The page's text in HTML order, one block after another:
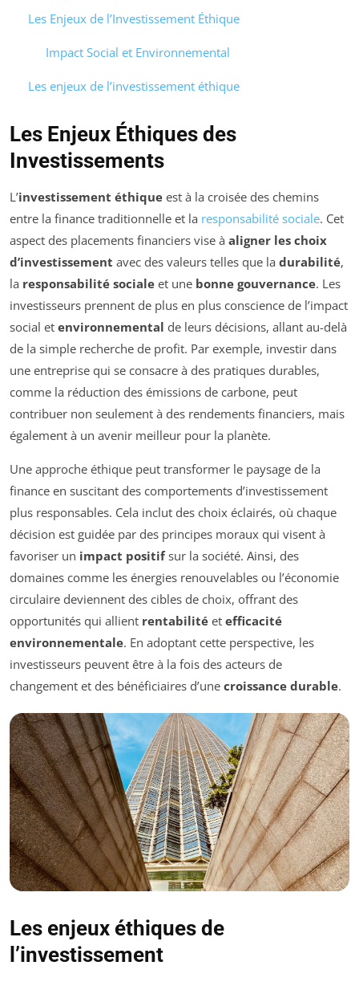
Les Enjeux de l’Investissement Éthique
Impact Social et Environnemental
Les enjeux de l’investissement éthique
Les Enjeux Éthiques des
Investissements
L’investissement éthique est à la croisée des chemins
entre la finance traditionnelle et la responsabilité sociale. Cet
aspect des placements financiers vise à aligner les choix
d’investissement avec des valeurs telles que la durabilité,
la responsabilité sociale et une bonne gouvernance. Les
investisseurs prennent de plus en plus conscience de l’impact
social et environnemental de leurs décisions, allant au-delà
de la simple recherche de profit. Par exemple, investir dans
une entreprise qui se consacre à des pratiques durables,
comme la réduction des émissions de carbone, peut
contribuer non seulement à des rendements financiers, mais
également à un avenir meilleur pour la planète.
Une approche éthique peut transformer le paysage de la
finance en suscitant des comportements d’investissement
plus responsables. Cela inclut des choix éclairés, où chaque
décision est guidée par des principes moraux qui visent à
favoriser un impact positifsur la société. Ainsi, des
domaines comme les énergies renouvelables ou l’économie
circulaire deviennent des cibles de choix, offrant des
opportunités qui allient rentabilité et efficacité
environnementale. En adoptant cette perspective, les
investisseurs peuvent être à la fois des acteurs de
changement et des bénéficiaires d’une croissance durable.
Les enjeux éthiques de
l’investissement